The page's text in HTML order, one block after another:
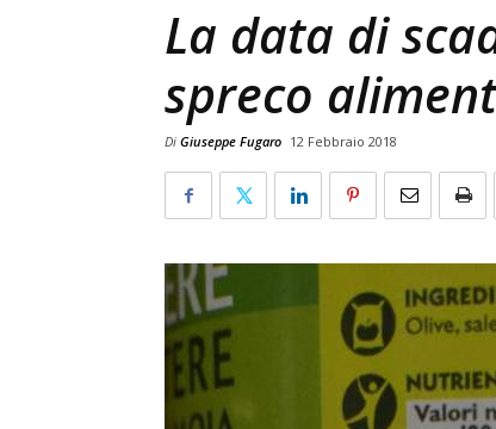
La data di
spreco
Di Giuseppe Fugaro 12 Febbraio 2018